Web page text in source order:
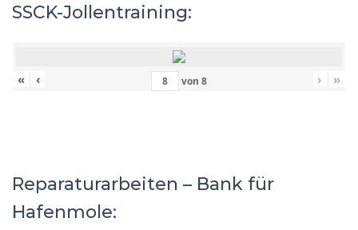
SSCK-Jollentraining:
« ‹ von 8 › »
Reparaturarbeiten – Bank für
Hafenmole: